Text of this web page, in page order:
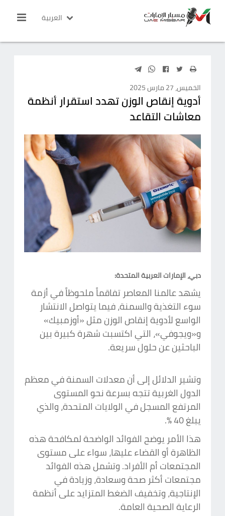
العربية
الخميس، 27 مارس 2025
أدوية إنقاص الوزن تهدد استقرار أنظمة
معاشات التقاعد
دبي، الإمارات العربية المتحدة:
يشهد عالمنا المعاصر تفاقماً ملحوظاً في أزمة
سوء التغذية والسمنة، فيما يتواصل الانتشار
الواسع لأدوية إنقاص الوزن مثل «أوزمبيك»
و«ويجوفي»، التي اكتسبت شهرة كبيرة بين
الباحثين عن حلول سريعة.
وتشير الدلائل إلى أن معدلات السمنة في معظم
الدول الغربية تتجه بسرعة نحو المستوى
المرتفع المسجل في الولايات المتحدة، والذي
يبلغ 40 %.
هذا الأمر يوضح الفوائد الواضحة لمكافحة هذه
الظاهرة أو القضاء عليها، سواء على مستوى
المجتمعات أم الأفراد. وتشمل هذه الفوائد
مجتمعات أكثر صحة وسعادة، وزيادة في
الإنتاجية، وتخفيف الضغط المتزايد على أنظمة
الرعاية الصحية العامة.